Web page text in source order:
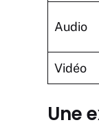
Audio
Vidéo
Une